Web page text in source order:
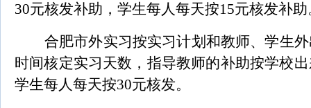
30元核发补助，学生每人每天按15元核发补助
合肥市外实习按实习计划和教师、学生
时间核定实习天数，指导教师的补助按学校
学生每人每天按30元核发。